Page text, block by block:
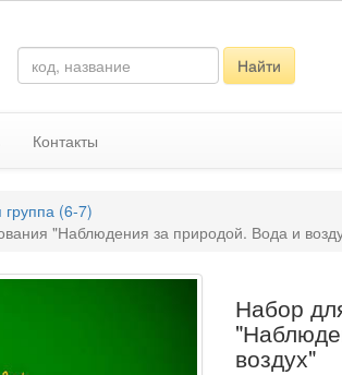
Найти
Контакты
группа (6-7)
"Наблюдения за природой. Вода и
Набор
воздух"